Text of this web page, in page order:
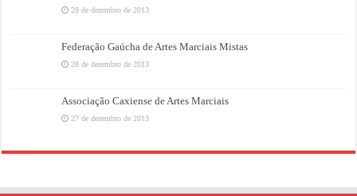
28 de dezembro de 2013
Federação Gaúcha de Artes Marciais Mistas
28 de dezembro de 2013
Associação Caxiense de Artes Marciais
27 de dezembro de 2013